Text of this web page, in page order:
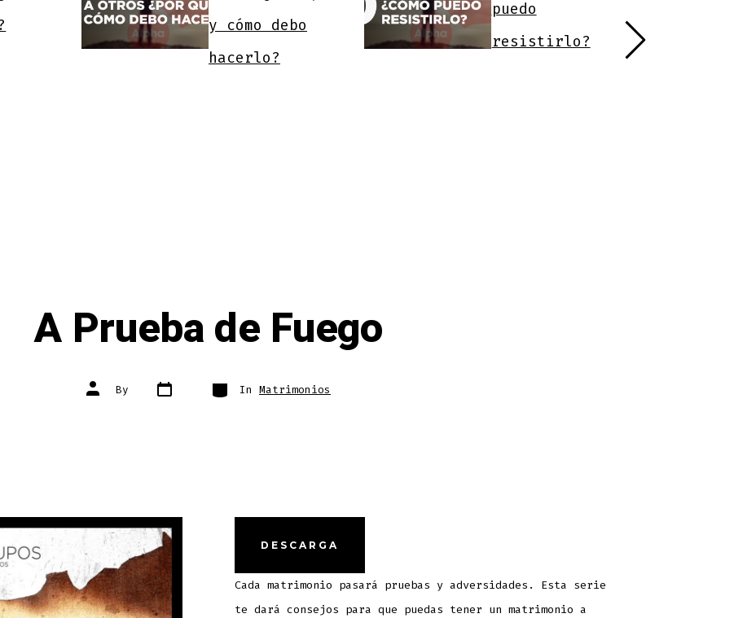
y cómo debo
hacerlo?
puedo
resistirlo?
A Prueba de Fuego
Post
author
By Post
date
Categories
In Matrimonios
DESCARGA
Cada matrimonio pasará pruebas y adversidades. Esta serie
te dará consejos para que puedas tener un matrimonio a